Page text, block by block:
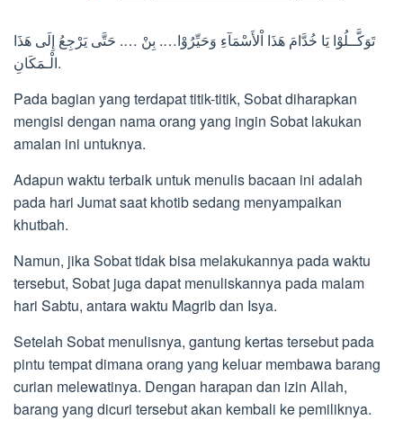
تَوَكَّــلُوْا يَا خُدَّامَ هَذَا اْلأَسْمَآءِ وَحَيِّرُوْا…. بِنْ …. حَتَّى يَرْجِعُ إِلَى هَذَا
الْـمَكَانِ.
Pada bagian yang terdapat titik-titik, Sobat diharapkan
mengisi dengan nama orang yang ingin Sobat lakukan
amalan ini untuknya.
Adapun waktu terbaik untuk menulis bacaan ini adalah
pada hari Jumat saat khotib sedang menyampaikan
khutbah.
Namun, jika Sobat tidak bisa melakukannya pada waktu
tersebut, Sobat juga dapat menuliskannya pada malam
hari Sabtu, antara waktu Magrib dan Isya.
Setelah Sobat menulisnya, gantung kertas tersebut pada
pintu tempat dimana orang yang keluar membawa barang
curian melewatinya. Dengan harapan dan izin Allah,
barang yang dicuri tersebut akan kembali ke pemiliknya.